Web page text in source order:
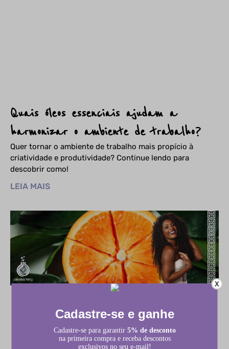
Quais óleos essenciais ajudam a
harmonizar o ambiente de trabalho?
Quer tornar o ambiente de trabalho mais propício à
criatividade e produtividade? Continue lendo para
descobrir como!
LEIA MAIS
X